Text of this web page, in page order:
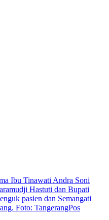
Ibu Tinawati Andra Soni
Hastuti dan Bupati
pasien dan Semangati
Foto: TangerangPos